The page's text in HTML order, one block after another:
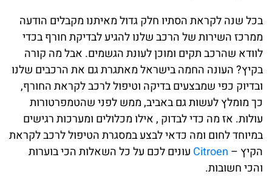
בכל שנה לקראת הסתיו חלק גדול מאיתנו מקבלים הודעה
ממרכז השירות של הרכב שלנו להגיע לבדיקת חורף בכדי
לוודא שהרכב תקים ומוכן לעונת הגשמים. אבל מה קורה
בקיץ? העונה החמה בישראל מאתגרת גם את הרכבים שלנו
ובדיוק כפי שמבצעים בדיקה וטיפול לרכב לקראת החורף,
כך מומלץ לעשות גם באביב, ממש לפני שהטמפרטורות
עולות. אז מה כדי לבדוק , אילו מכלולים ומערכות רגישים
במיוחד לחום ומה כדאי לבצע במסגרת הטיפול לרכב לקראת
הקיץ – Citroen עונים לכם על כל השאלות הכי בוערות
והכי חשובות.